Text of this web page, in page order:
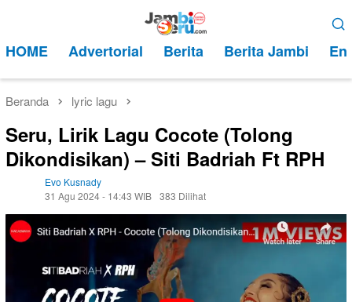
kontenMobile
HOME Advertorial Berita Berita Jambi
Beranda lyric lagu
Seru, Lirik Lagu Cocote (Tolong
Dikondisikan) – Siti Badriah Ft RPH
Evo Kusnady
31 Agu 2024 - 14:43 WIB 383 Dilihat